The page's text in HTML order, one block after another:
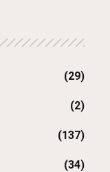
(29)
(2)
(137)
(34)